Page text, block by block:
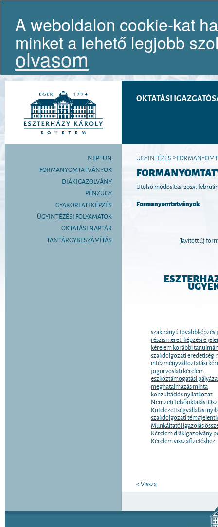
A weboldalon cookie-kat
minket a lehető legjobb
olvasom
Cím: H-3300 Eger, Eszterházy tér 1.; Postacím:
HÍREK | SZERVEZET
OKTATÁSI
NEPTUN
FORMANYOMTATVÁNYOK
DIÁKIGAZOLVÁNY
PÉNZÜGY
GYAKORLATI KÉPZÉS
ÜGYINTÉZÉSI FOLYAMATOK
OKTATÁSI NAPTÁR
TANTÁRGYBESZÁMÍTÁS
ÜGYINTÉZÉS>
Utolsó módosítás: 2023. február
Formanyomtatványok
Javított új
szakirányú továbbképzés
részismereti képzésre
kérelem korábbi
szakdolgozati eredetiség
intézményváltoztatási
jogorvoslati kérelem
eszköztámogatási
meghatalmazás minta
konzultációs nyilatkozat
Nemzeti Felsőoktatási
Kötelezettségvállalási
szakdolgozati
Munkáltatói igazolás
Kérelem diákigazolvány
Kérelem visszafizetéshez
< Vissza